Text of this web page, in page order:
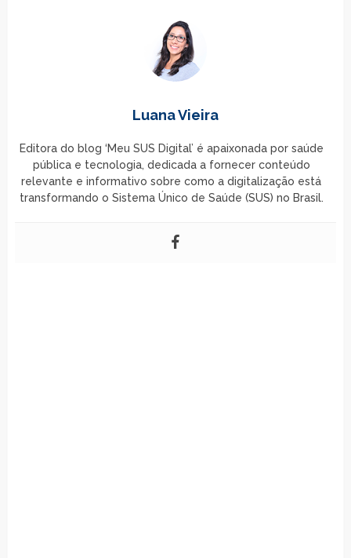
Luana Vieira
Editora do blog ‘Meu SUS Digital’ é apaixonada por saúde
pública e tecnologia, dedicada a fornecer conteúdo
relevante e informativo sobre como a digitalização está
transformando o Sistema Único de Saúde (SUS) no Brasil.